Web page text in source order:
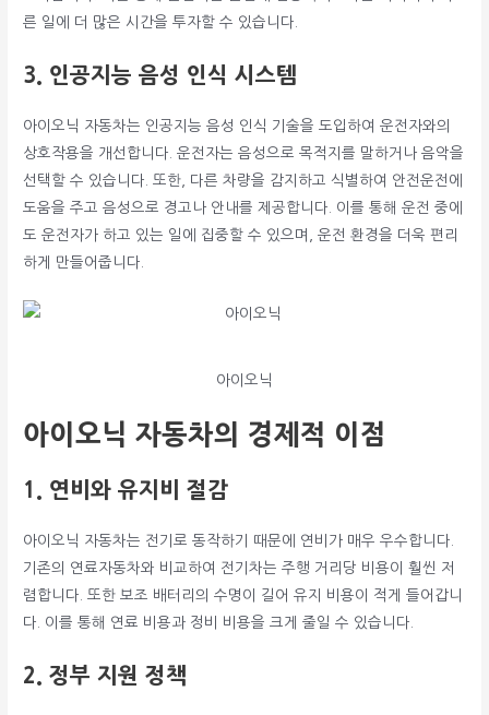
른 일에 더 많은 시간을 투자할 수 있습니다.
3. 인공지능 음성 인식 시스템
아이오닉 자동차는 인공지능 음성 인식 기술을 도입하여 운전자와의
상호작용을 개선합니다. 운전자는 음성으로 목적지를 말하거나 음악을
선택할 수 있습니다. 또한, 다른 차량을 감지하고 식별하여 안전운전에
도움을 주고 음성으로 경고나 안내를 제공합니다. 이를 통해 운전 중에
도 운전자가 하고 있는 일에 집중할 수 있으며, 운전 환경을 더욱 편리
하게 만들어줍니다.
아이오닉
아이오닉 자동차의 경제적 이점
1. 연비와 유지비 절감
아이오닉 자동차는 전기로 동작하기 때문에 연비가 매우 우수합니다.
기존의 연료자동차와 비교하여 전기차는 주행 거리당 비용이 훨씬 저
렴합니다. 또한 보조 배터리의 수명이 길어 유지 비용이 적게 들어갑니
다. 이를 통해 연료 비용과 정비 비용을 크게 줄일 수 있습니다.
2. 정부 지원 정책